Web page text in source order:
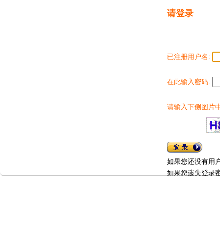
请登录
已注册用户名:
在此输入密码:
请输入下侧图片
如果您还没有用
如果您遗失登录